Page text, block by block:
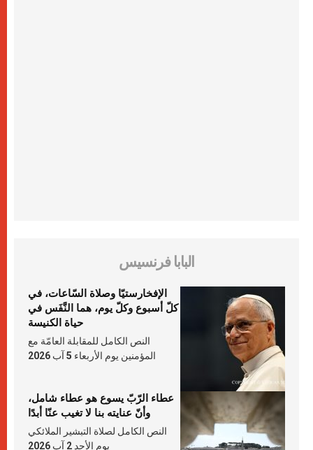
البابا فرنسيس
الإفخارستيّا وصلاة السّاعات، في
كلّ أسبوع وكلّ يوم، هما النَّفَس في
حياة الكنيسة
النص الكامل للمقابلة العامّة مع
المؤمنين يوم الأربعاء 5 آب 2026
عطاء الرّبّ يسوع هو عطاء شامل،
وأنّ عنايته بنا لا تغيب عنّا أبدًا
النص الكامل لصلاة التبشير الملائكي
يوم الأحد 2 آب 2026